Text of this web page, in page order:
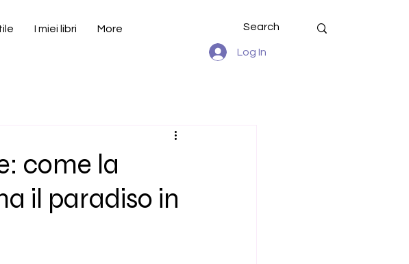
I miei libri More
Log In
come la
il paradiso in